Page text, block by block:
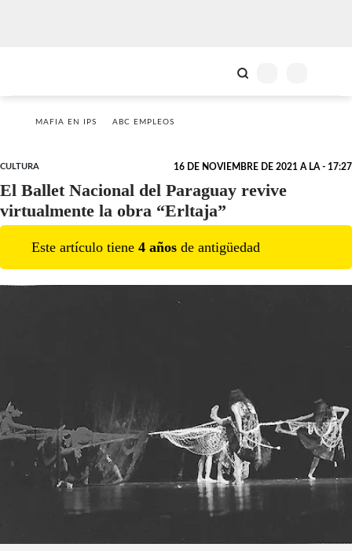
MAFIA EN IPS ABC EMPLEOS
CULTURA 16 DE NOVIEMBRE DE 2021 A LA - 17:27
El Ballet Nacional del Paraguay revive
virtualmente la obra “Erltaja”
Este artículo tiene 4 años de antigüedad